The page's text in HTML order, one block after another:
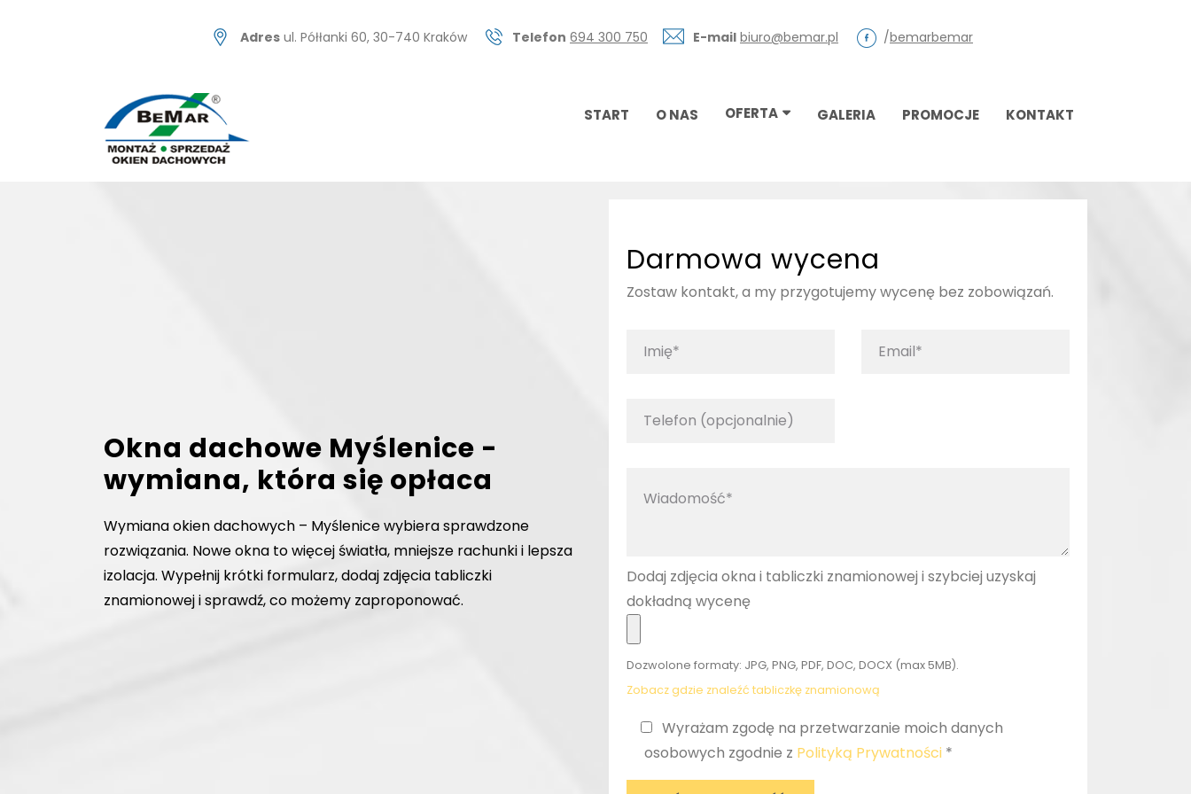
Adres ul. Półłanki 60, 30-740 Kraków Telefon 694 300 750 E-mail biuro@bemar.pl /bemarbemar
START O NAS OFERTA GALERIA PROMOCJE KONTAKT
Okna dachowe Myślenice -
wymiana, która się opłaca
Wymiana okien dachowych – Myślenice wybiera sprawdzone
rozwiązania. Nowe okna to więcej światła, mniejsze rachunki i lepsza
izolacja. Wypełnij krótki formularz, dodaj zdjęcia tabliczki
znamionowej i sprawdź, co możemy zaproponować.
Darmowa wycena
Zostaw kontakt, a my przygotujemy wycenę bez zobowiązań.
Dodaj zdjęcia okna i tabliczki znamionowej i szybciej uzyskaj
dokładną wycenę
Dozwolone formaty: JPG, PNG, PDF, DOC, DOCX (max 5MB).
Zobacz gdzie znaleźć tabliczkę znamionową
Wyrażam zgodę na przetwarzanie moich danych
osobowych zgodnie z Polityką Prywatności *